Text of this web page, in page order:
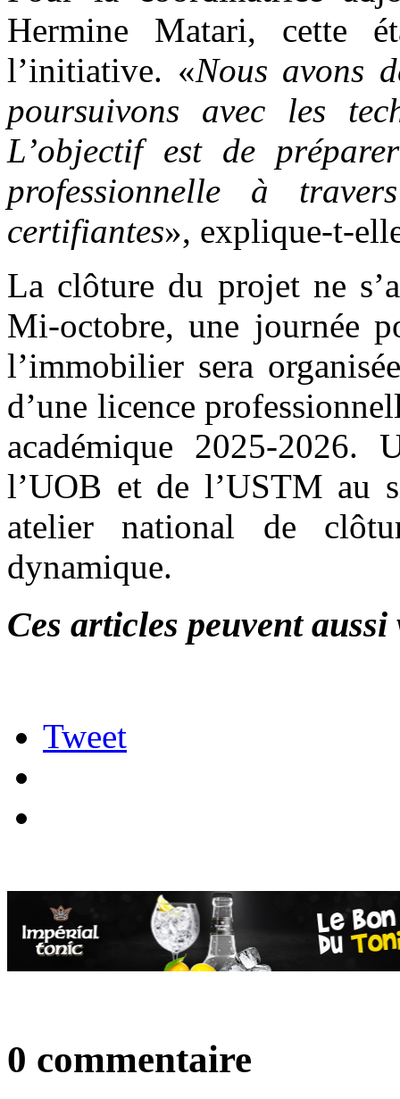
Hermine Matari, cette
l’initiative. «Nous avons
poursuivons avec les
L’objectif est de
professionnelle à
certifiantes», explique-t-
La clôture du projet ne
Mi-octobre, une journée
l’immobilier sera
d’une licence
académique 2025-2026.
l’UOB et de l’USTM au
atelier national de
dynamique.
Ces articles peuvent
Tweet
0 commentaire